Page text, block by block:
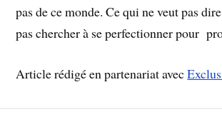
pas de ce monde. Ce qui ne veut pas
pas chercher à se perfectionner pour
Article rédigé en partenariat avec